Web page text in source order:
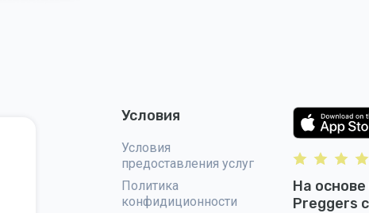
Условия
Условия
предоставления услуг
Политика
конфидиционности
На
Preggers